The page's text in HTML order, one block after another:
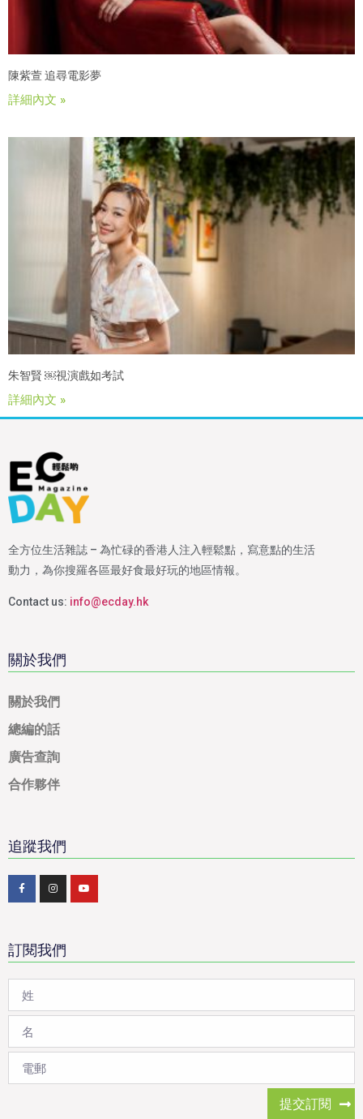
陳紫萱 追尋電影夢
詳細內文 »
朱智賢 ￼視演戲如考試
詳細內文 »
全方位生活雜誌 – 為忙碌的香港人注入輕鬆點，寫意點的生活
動力，為你搜羅各區最好食最好玩的地區情報。
Contact us: info@ecday.hk
關於我們
關於我們
總編的話
廣告查詢
合作夥伴
追蹤我們
訂閱我們
提交訂閱